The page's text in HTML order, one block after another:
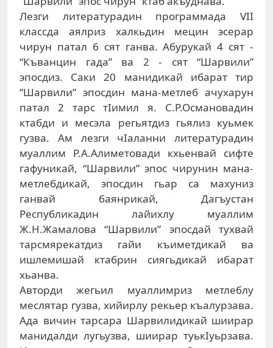
Лезги литературадин программада VII
классда аялриз халкьдин мецин эсерар
чирун патал 6 сят ганва. Абурукай 4 сят -
“Къванцин гада” ва 2 - сят “Шарвили”
эпосдиз. Саки 20 манидикай ибарат тир
“Шарвили” эпосдин мана-метлеб ачухарун
патал 2 тарс тIимил я. С.Р.Османовадин
ктабди и месэла регьятдиз гьялиз куьмек
гузва. Ам лезги чIаланни литературадин
муаллим Р.А.Алиметовади кхьенвай сифте
гафуникай, “Шарвили” эпос чирунин мана-
метлебдикай, эпосдин гьар са махуниз
ганвай баянрикай, Дагъустан
Республикадин лайихлу муаллим
Ж.Н.Жамалова “Шарвили” эпосдай тухвай
тарсмярекатдиз гайи къиметдикай ва
ишлемишай ктабрин сиягьдикай ибарат
хьанва.
Авторди жегьил муаллимриз метлеблу
меслятар гузва, хийирлу рекьер къалурзава.
Ада вичин тарсара Шарвилидикай шиирар
манидалди лугьузва, шиирар туькIуьрзава.